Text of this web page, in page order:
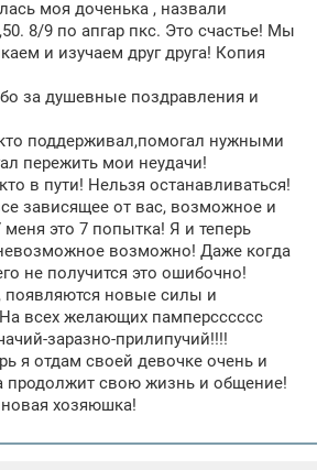
моя доченька , назвали
8/9 по апгар пкс. Это счастье! Мы
и изучаем друг друга! Копия
за душевные поздравления и
поддерживал,помогал нужными
пережить мои неудачи!
в пути! Нельзя останавливаться!
зависящее от вас, возможное и
это 7 попытка! Я и теперь
возможно! Даже когда
не получится это ошибочно!
появляются новые силы и
всех желающих памперсссссс
заразно-прилипучий!!!!
я отдам своей девочке очень и
продолжит свою жизнь и общение!
хозяюшка!